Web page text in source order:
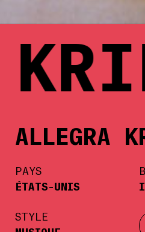
ALLEGRA
PAYS
ÉTATS-UNIS
STYLE